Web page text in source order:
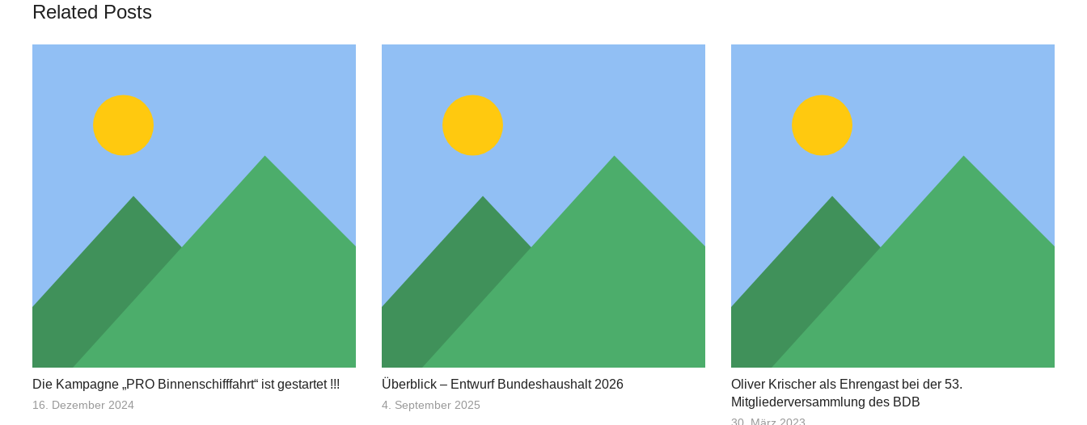
Related Posts
Die Kampagne „PRO Binnenschifffahrt“ ist gestartet !!!
16. Dezember 2024
Überblick – Entwurf Bundeshaushalt 2026
4. September 2025
Oliver Krischer als Ehrengast bei der 53.
Mitgliederversammlung des BDB
30. März 2023